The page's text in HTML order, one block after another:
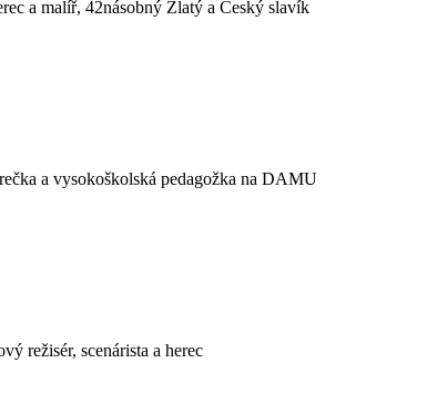
a malíř, 42násobný Zlatý a Český slavík
a vysokoškolská pedagožka na DAMU
režisér, scenárista a herec